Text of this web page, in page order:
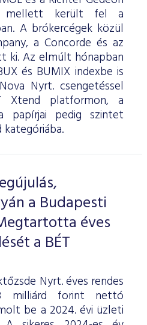
mellett került fel a
A brókercégek közül
a Concorde és az
ki. Az elmúlt hónapban
és BUMIX indexbe is
Nyrt. csengetéssel
Xtend platformon, a
papírjai pedig szintet
a Budapesti
éves
a BÉT
Nyrt. éves rendes
milliárd forint nettó
be a 2024. évi üzleti